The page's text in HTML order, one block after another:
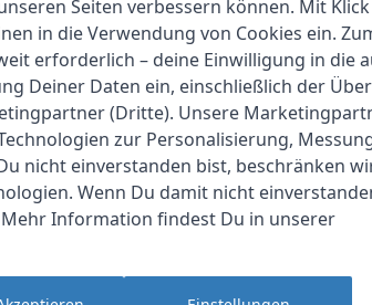
Teufel
1-2 Werktage
20 cm
11 cm
6 cm
Seiten verbessern können. Mit Klick
in die Verwendung von Cookies ein.
erforderlich – deine Einwilligung in die
Deiner Daten ein, einschließlich der
(Dritte). Unsere
zur Personalisierung,
nicht einverstanden bist, beschränken
Wenn Du damit nicht
Information findest Du in unserer